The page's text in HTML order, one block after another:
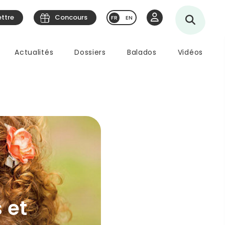
Actualités Dossiers Balados Vidéos
Concours EN
et